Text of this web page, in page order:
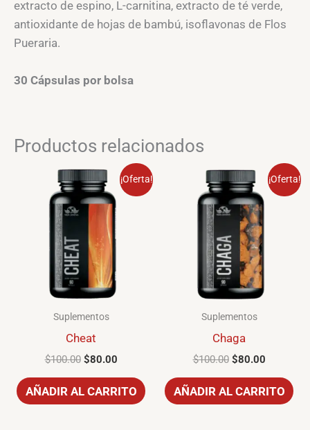
extracto de espino, L-carnitina, extracto de té verde,
antioxidante de hojas de bambú, isoflavonas de Flos
Pueraria.
30 Cápsulas por bolsa
Productos relacionados
¡Oferta!
Suplementos
Cheat
$100.00
El
precio
original
$100.00.
$80.00
El
precio
actual
AÑADIR AL CARRITO
¡Oferta!
Suplementos
Chaga
$100.00
El
precio
original
era:
$100.00.
$80.00
El
precio
actual
AÑADIR AL CARRITO